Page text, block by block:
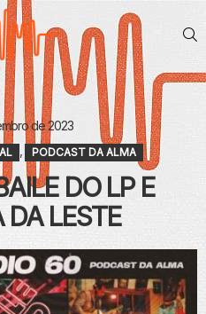
de 2023
PODCAST DA ALMA
DO LP E
DA LESTE